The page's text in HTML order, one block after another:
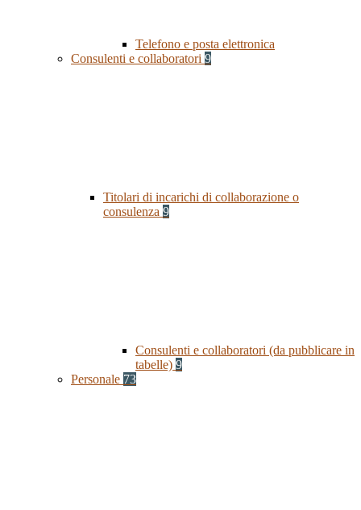
Telefono e posta elettronica
Consulenti e collaboratori 9
Titolari di incarichi di collaborazione o
consulenza 9
Consulenti e collaboratori (da pubblicare in
tabelle) 9
Personale 73